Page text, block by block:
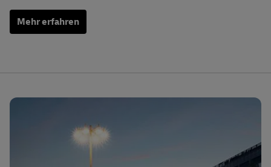
Mehr erfahren